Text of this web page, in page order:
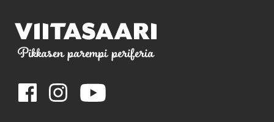
Pikkasen parempi periferia